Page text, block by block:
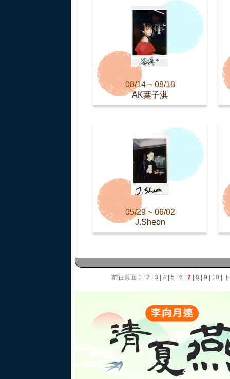
08/14 ~ 08/18
AK葉子淇
05/29 ~ 06/02
J.Sheon
前往頁面 1 2 3 4| 5 6 7| 8 9 10|